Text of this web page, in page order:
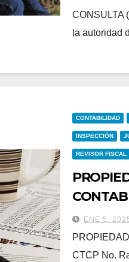
CONSULTA
la autoridad
CONTABILIDAD
INSPECCIÓN
REVISOR FISCAL
ENE 5,
CTCP No.